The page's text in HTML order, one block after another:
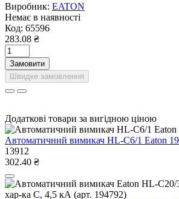
Виробник: EATON
Немає в наявності
Код: 65596
283.08 ₴
Замовити
Швидке замовлення
Додаткові товари за вигідною ціною
Автоматичний вимикач HL-C6/1 Eaton
13912
302.40 ₴